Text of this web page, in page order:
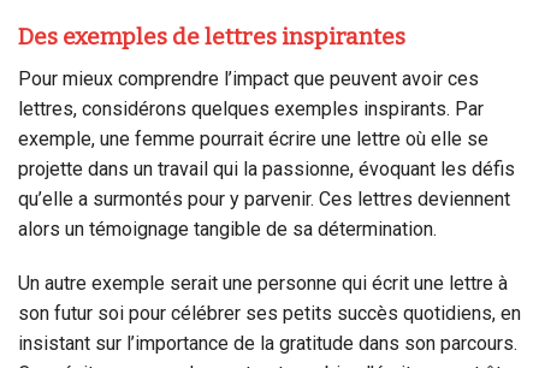
Des exemples de lettres inspirantes
Pour mieux comprendre l’impact que peuvent avoir ces
lettres, considérons quelques exemples inspirants. Par
exemple, une femme pourrait écrire une lettre où elle se
projette dans un travail qui la passionne, évoquant les défis
qu’elle a surmontés pour y parvenir. Ces lettres deviennent
alors un témoignage tangible de sa détermination.
Un autre exemple serait une personne qui écrit une lettre à
son futur soi pour célébrer ses petits succès quotidiens, en
insistant sur l’importance de la gratitude dans son parcours.